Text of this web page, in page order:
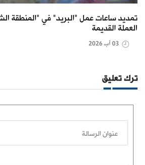
تمديد ساعات عمل "البريد" في "المنطقة
العملة القديمة
ترك تعليق
عنوان الرسالة